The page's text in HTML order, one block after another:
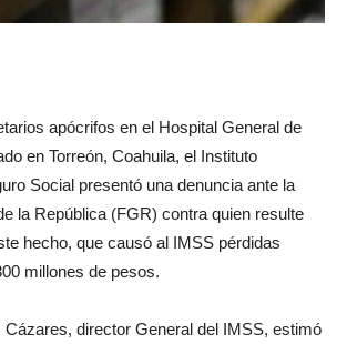
apócrifos en el Hospital General de
en Torreón, Coahuila, el Instituto
Social presentó una denuncia ante la
la República (FGR) contra quien resulte
hecho, que causó al IMSS pérdidas
millones de pesos.
director General del IMSS, estimó